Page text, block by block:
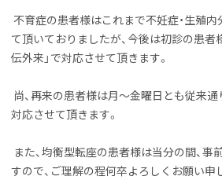
不育症の患者様はこれまで不妊症・生殖
て頂いておりましたが、今後は初診の患者
伝外来」で対応させて頂きます。
尚、再来の患者様は月～金曜日とも従来
対応させて頂きます。
また、均衡型転座の患者様は当分の間、事
すので、ご理解の程何卒よろしくお願い申